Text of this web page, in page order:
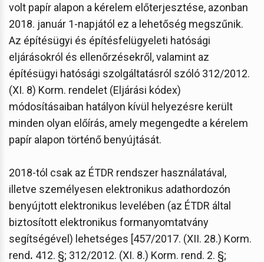
volt papír alapon a kérelem előterjesztése, azonban
2018. január 1-napjától ez a lehetőség megszűnik.
Az építésügyi és építésfelügyeleti hatósági
eljárásokról és ellenőrzésekről, valamint az
építésügyi hatósági szolgáltatásról szóló 312/2012.
(XI. 8) Korm. rendelet (Eljárási kódex)
módosításaiban hatályon kívül helyezésre került
minden olyan előírás, amely megengedte a kérelem
papír alapon történő benyújtását.
2018-tól csak az ÉTDR rendszer használatával,
illetve személyesen elektronikus adathordozón
benyújtott elektronikus levelében (az ÉTDR által
biztosított elektronikus formanyomtatvány
segítségével) lehetséges [457/2017. (XII. 28.) Korm.
rend. 412. §; 312/2012. (XI. 8.) Korm. rend. 2. §;